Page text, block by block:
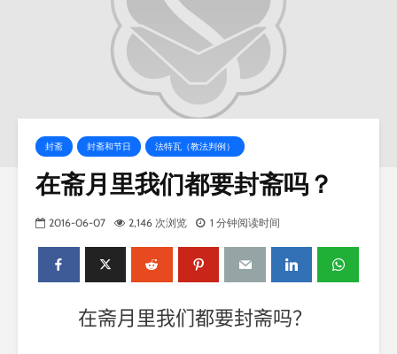
封斋 封斋和节日 法特瓦（教法判例）
在斋月里我们都要封斋吗？
2016-06-07 2,146 次浏览 1 分钟阅读时间
在斋月里我们都要封斋吗？